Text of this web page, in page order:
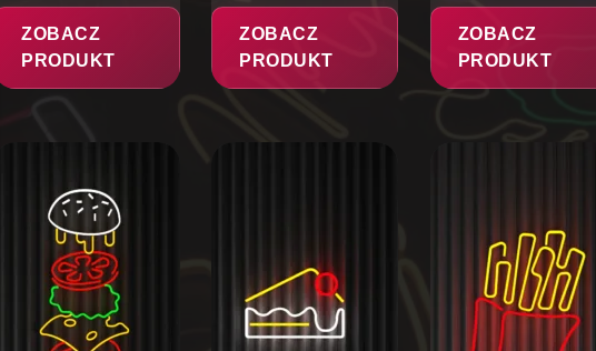
ZOBACZ
PRODUKT
ZOBACZ
PRODUKT
ZOBACZ
PRODUKT
wariantów.
wybrać
można
wybrać
wariantów.
można
wybrać